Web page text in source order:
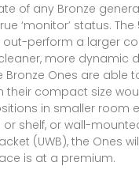
of any Bronze
‘monitor’ status.
perform a larger
more dynamic
Bronze Ones are able
their compact size
in smaller room
or shelf, or wall-
(UWB), the Ones
is at a premium.